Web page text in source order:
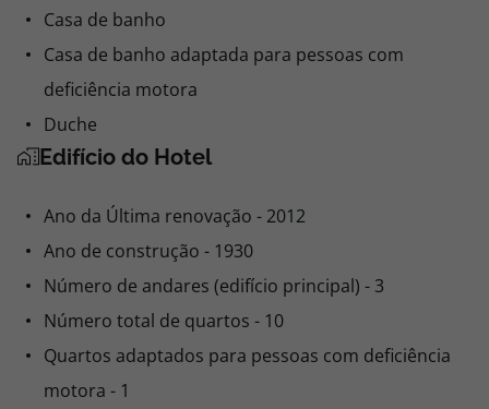
Casa de banho
Casa de banho adaptada para pessoas com
deficiência motora
Duche
Edifício do Hotel
Ano da Última renovação - 2012
Ano de construção - 1930
Número de andares (edifício principal) - 3
Número total de quartos - 10
Quartos adaptados para pessoas com deficiência
motora - 1